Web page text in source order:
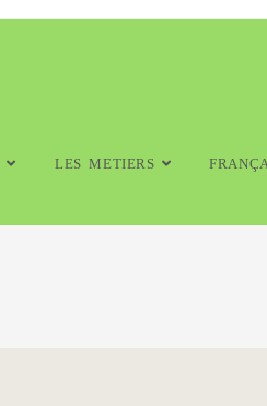
LES METIERS